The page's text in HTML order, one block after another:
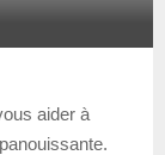
aider à